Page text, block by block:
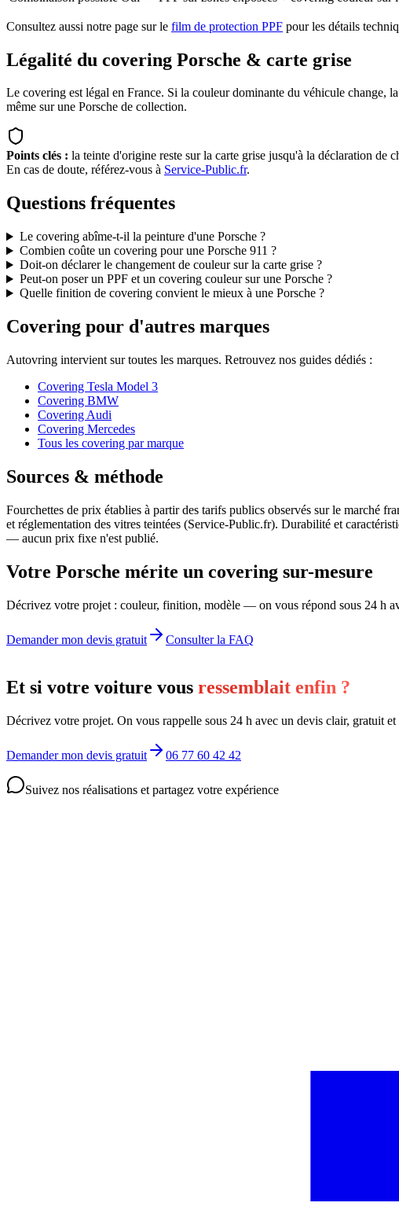
Consultez aussi notre page sur le film de protection PPF pour les détails
Légalité du covering Porsche & carte grise
Le covering est légal en France. Si la couleur dominante du véhicule change,
même sur une Porsche de collection.
Points clés : la teinte d'origine reste sur la carte grise jusqu'à la déclaration de
En cas de doute, référez-vous à Service-Public.fr.
Questions fréquentes
Le covering abîme-t-il la peinture d'une Porsche ?
Combien coûte un covering pour une Porsche 911 ?
Doit-on déclarer le changement de couleur sur la carte grise ?
Peut-on poser un PPF et un covering couleur sur une Porsche ?
Quelle finition de covering convient le mieux à une Porsche ?
Covering pour d'autres marques
Autovring intervient sur toutes les marques. Retrouvez nos guides dédiés :
Covering Tesla Model 3
Covering BMW
Covering Audi
Covering Mercedes
Tous les covering par marque
Sources & méthode
Fourchettes de prix établies à partir des tarifs publics observés sur le marché
et réglementation des vitres teintées (Service-Public.fr). Durabilité et
— aucun prix fixe n'est publié.
Votre Porsche mérite un covering sur-mesure
Décrivez votre projet : couleur, finition, modèle — on vous répond sous 24 h
Demander mon devis gratuit Consulter la FAQ
Et si votre voiture vous ressemblait enfin ?
Décrivez votre projet. On vous rappelle sous 24 h avec un devis clair, gratuit
Demander mon devis gratuit 06 77 60 42 42
Suivez nos réalisations et partagez votre expérience